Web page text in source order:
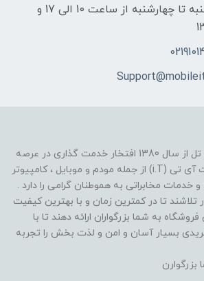
زمان پاسخگویی از شنبه تا چهارشنبه از ساعت 10 الی 17 و
فروشگاه موبایل آی تی تل از سال 1380 افتخار خدمت گذاری در عرصه
تولید و توزیع محصولات آی تی (i.T) از جمله مودم و موبایل ، کامپیوتر
و خدمات مخابراتی به هموطنان گرامی را دارد .
تلاشند تا در کمترین زمان و با بهترین کیفیت
به شما بزرگواران ارائه دهند تا با
بسیار آسان و امن و لذت بخش را تجربه